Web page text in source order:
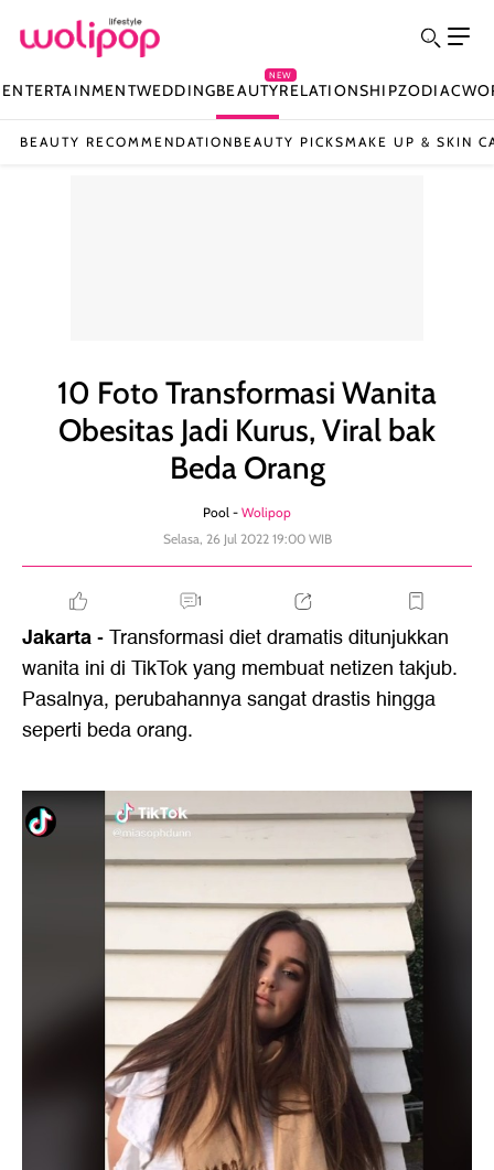
ENTERTAINMENTWEDDINGBEAUTY
NEW
RELATIONSHIPZODIAC
BEAUTY RECOMMENDATION BEAUTY PICKSMAKE UP & SKIN
10 Foto Transformasi Wanita
Obesitas Jadi Kurus, Viral bak
Beda Orang
Pool - Wolipop
Selasa, 26 Jul 2022 19:00 WIB
1
Jakarta- Transformasi diet dramatis ditunjukkan
wanita ini di TikTok yang membuat netizen takjub.
Pasalnya, perubahannya sangat drastis hingga
seperti beda orang.